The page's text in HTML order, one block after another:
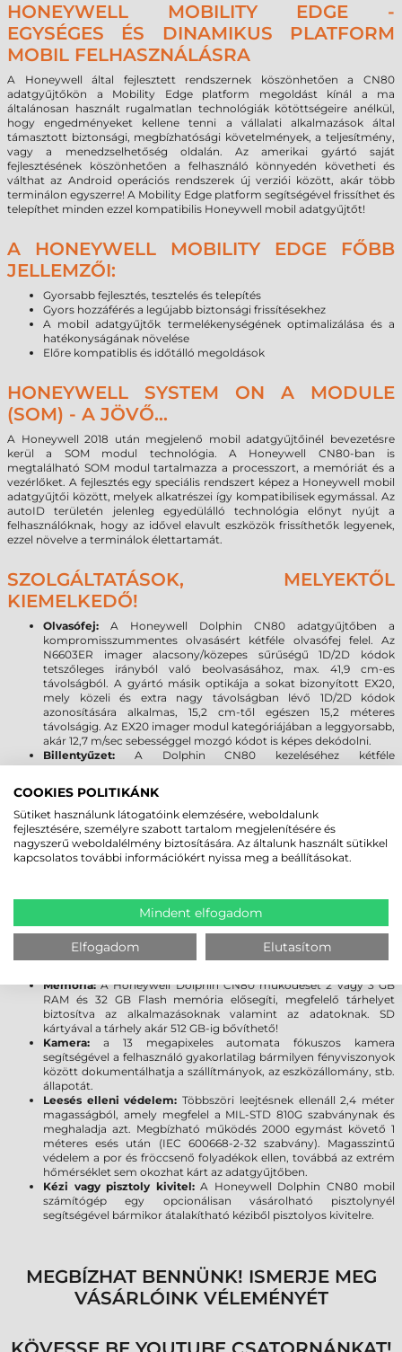
HONEYWELL MOBILITY EDGE -
EGYSÉGES ÉS DINAMIKUS PLATFORM
MOBIL FELHASZNÁLÁSRA
A Honeywell által fejlesztett rendszernek köszönhetően a CN80
adatgyűjtőkön a Mobility Edge platform megoldást kínál a ma
általánosan használt rugalmatlan technológiák kötöttségeire anélkül,
hogy engedményeket kellene tenni a vállalati alkalmazások által
támasztott biztonsági, megbízhatósági követelmények, a teljesítmény,
vagy a menedzselhetőség oldalán. Az amerikai gyártó saját
fejlesztésének köszönhetően a felhasználó könnyedén követheti és
válthat az Android operációs rendszerek új verziói között, akár több
terminálon egyszerre! A Mobility Edge platform segítségével frissíthet és
telepíthet minden ezzel kompatibilis Honeywell mobil adatgyűjtőt!
A HONEYWELL MOBILITY EDGE FŐBB
JELLEMZŐI:
Gyorsabb fejlesztés, tesztelés és telepítés
Gyors hozzáférés a legújabb biztonsági frissítésekhez
A mobil adatgyűjtők termelékenységének optimalizálása és a
hatékonyságának növelése
Előre kompatiblis és időtálló megoldások
HONEYWELL SYSTEM ON A MODULE
(SOM) - A JÖVŐ...
A Honeywell 2018 után megjelenő mobil adatgyűjtőinél bevezetésre
kerül a SOM modul technológia. A Honeywell CN80-ban is
megtalálható SOM modul tartalmazza a processzort, a memóriát és a
vezérlőket. A fejlesztés egy speciális rendszert képez a Honeywell mobil
adatgyűjtői között, melyek alkatrészei így kompatibilisek egymással. Az
autoID területén jelenleg egyedülálló technológia előnyt nyújt a
felhasználóknak, hogy az idővel elavult eszközök frissíthetők legyenek,
ezzel növelve a terminálok élettartamát.
SZOLGÁLTATÁSOK, MELYEKTŐL
KIEMELKEDŐ!
Olvasófej: A Honeywell Dolphin CN80 adatgyűjtőben a
kompromisszummentes olvasásért kétféle olvasófej felel. Az
N6603ER imager alacsony/közepes sűrűségű 1D/2D kódok
tetszőleges irányból való beolvasásához, max. 41,9 cm-es
távolságból. A gyártó másik optikája a sokat bizonyított EX20,
mely közeli és extra nagy távolságban lévő 1D/2D kódok
azonosítására alkalmas, 15,2 cm-től egészen 15,2 méteres
távolságig. Az EX20 imager modul kategóriájában a leggyorsabb,
akár 12,7 m/sec sebességgel mozgó kódot is képes dekódolni.
Billentyűzet: A Dolphin CN80 kezeléséhez kétféle
billentyűkiosztásból lehet kiválasztani a legmegfelelőbbet az
adott feladatra - 23 gombos numerikus vagy 40 gombos
QWERTY
Bluetooth, WLAN WWAN, NFC:a legújabb vezeték nélküli
technológia - Bluetooth Class 1.5 V5.0, BLE, Wlan 802.11 a/b/g/n/ac
és NFC - valamint típustól függően LTE mobil kommunikációt is
támogat
felhasználók számára, beleértve a valós idejű navigációt, illetve a
szállítás és logisztika keretében az áruátvétel bizonyítását
szolgáló koordináták rögzítését.
Processzor:a Qualcom Snapdragon 660 octa core 2,2 GHz
processzornak köszönhetően kiváló sebességgel futtatja az
Memória:A Honeywell Dolphin CN80 működését 2 vagy 3 GB
RAM és 32 GB Flash memória elősegíti, megfelelő tárhelyet
biztosítva az alkalmazásoknak valamint az adatoknak. SD
kártyával a tárhely akár 512 GB-ig bővíthető!
Kamera: a 13 megapixeles automata fókuszos kamera
segítségével a felhasználó gyakorlatilag bármilyen fényviszonyok
között dokumentálhatja a szállítmányok, az eszközállomány, stb.
állapotát.
Leesés elleni védelem: Többszöri leejtésnek ellenáll 2,4 méter
magasságból, amely megfelel a MIL-STD 810G szabványnak és
meghaladja azt. Megbízható működés 2000 egymást követő 1
méteres esés után (IEC 600668-2-32 szabvány). Magasszintű
védelem a por és fröccsenő folyadékok ellen, továbbá az extrém
hőmérséklet sem okozhat kárt az adatgyűjtőben.
Kézi vagy pisztoly kivitel:A Honeywell Dolphin CN80 mobil
számítógép egy opcionálisan vásárolható pisztolynyél
segítségével bármikor átalakítható kéziből pisztolyos kivitelre.
MEGBÍZHAT BENNÜNK! ISMERJE MEG
VÁSÁRLÓINK VÉLEMÉNYÉT
COOKIES POLITIKÁNK
Sütiket használunk látogatóink elemzésére, weboldalunk
fejlesztésére, személyre szabott tartalom megjelenítésére és
nagyszerű weboldalélmény biztosítására. Az általunk használt sütikkel
kapcsolatos további információkért nyissa meg a beállításokat.
Mindent elfogadom
Elfogadom Elutasítom